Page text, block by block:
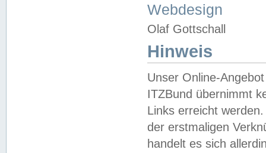
Webdesign
Olaf Gottschall
Hinweis
Unser Online-
ITZBund übernimmt
Links erreicht
der erstmaligen
handelt es sich